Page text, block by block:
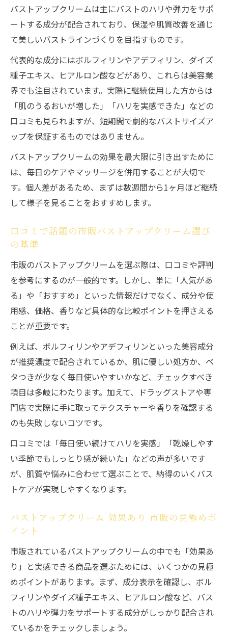
バストアップクリームは主にバストのハリや弾力をサポ
ートする成分が配合されており、保湿や肌質改善を通じ
て美しいバストラインづくりを目指すものです。
代表的な成分にはボルフィリンやアデフィリン、ダイズ
種子エキス、ヒアルロン酸などがあり、これらは美容業
界でも注目されています。実際に継続使用した方からは
「肌のうるおいが増した」「ハリを実感できた」などの
口コミも見られますが、短期間で劇的なバストサイズア
ップを保証するものではありません。
バストアップクリームの効果を最大限に引き出すために
は、毎日のケアやマッサージを併用することが大切で
す。個人差があるため、まずは数週間から1ヶ月ほど継続
して様子を見ることをおすすめします。
口コミで話題の市販バストアップクリーム選び
の基準
市販のバストアップクリームを選ぶ際は、口コミや評判
を参考にするのが一般的です。しかし、単に「人気があ
る」や「おすすめ」といった情報だけでなく、成分や使
用感、価格、香りなど具体的な比較ポイントを押さえる
ことが重要です。
例えば、ボルフィリンやアデフィリンといった美容成分
が推奨濃度で配合されているか、肌に優しい処方か、ベ
タつきが少なく毎日使いやすいかなど、チェックすべき
項目は多岐にわたります。加えて、ドラッグストアや専
門店で実際に手に取ってテクスチャーや香りを確認する
のも失敗しないコツです。
口コミでは「毎日使い続けてハリを実感」「乾燥しやす
い季節でもしっとり感が続いた」などの声が多いです
が、肌質や悩みに合わせて選ぶことで、納得のいくバス
トケアが実現しやすくなります。
バストアップクリーム 効果あり 市販の見極めポ
イント
市販されているバストアップクリームの中でも「効果あ
り」と実感できる商品を選ぶためには、いくつかの見極
めポイントがあります。まず、成分表示を確認し、ボル
フィリンやダイズ種子エキス、ヒアルロン酸など、バス
トのハリや弾力をサポートする成分がしっかり配合され
ているかをチェックしましょう。